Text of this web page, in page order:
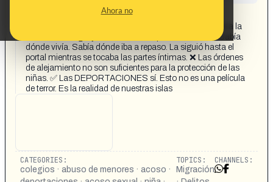
Ahora no
https://www.facebook.com/share/r/1JTr63XUrd/ ‼️ Un
MARROQUÍ reincidente persigue a una niña de 9 años a la
salida del colegio y la aborda en un portal en Palma. Sabía
dónde vivía. Sabía dónde iba a repaso. La siguió hasta el
portal mientras se tocaba las partes íntimas. ❌ Las órdenes
de alejamiento no son suficientes para la protección de las
niñas. ✅ Las DEPORTACIONES sí. Esto no es una película
de terror. Es la realidad de nuestras islas
CATEGORIES:
colegios · abuso de menores · acoso ·
TOPICS:
Migración
CHANNELS: